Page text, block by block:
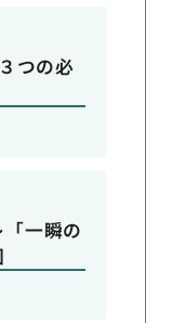
つの必
一瞬の